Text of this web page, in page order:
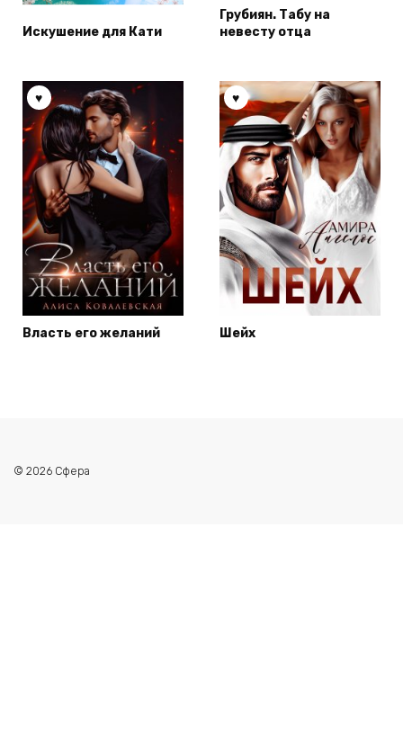
Искушение для Кати
Грубиян. Табу на
невесту отца
Власть его желаний Шейх
© 2026 Сфера